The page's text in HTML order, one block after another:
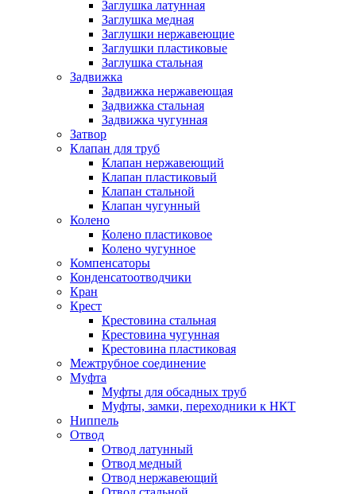
Заглушка латунная
Заглушка медная
Заглушки нержавеющие
Заглушки пластиковые
Заглушка стальная
Задвижка
Задвижка нержавеющая
Задвижка стальная
Задвижка чугунная
Затвор
Клапан для труб
Клапан нержавеющий
Клапан пластиковый
Клапан стальной
Клапан чугунный
Колено
Колено пластиковое
Колено чугунное
Компенсаторы
Конденсатоотводчики
Кран
Крест
Крестовина стальная
Крестовина чугунная
Крестовина пластиковая
Межтрубное соединение
Муфта
Муфты для обсадных труб
Муфты, замки, переходники к НКТ
Ниппель
Отвод
Отвод латунный
Отвод медный
Отвод нержавеющий